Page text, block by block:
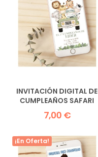
INVITACIÓN DIGITAL DE
CUMPLEAÑOS SAFARI
7,00 €
¡En Oferta!